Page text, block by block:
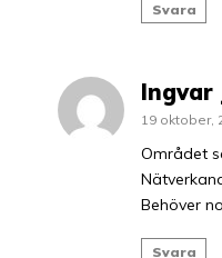
Svara
Ingvar
19 oktober,
Området
Behöver
Svara